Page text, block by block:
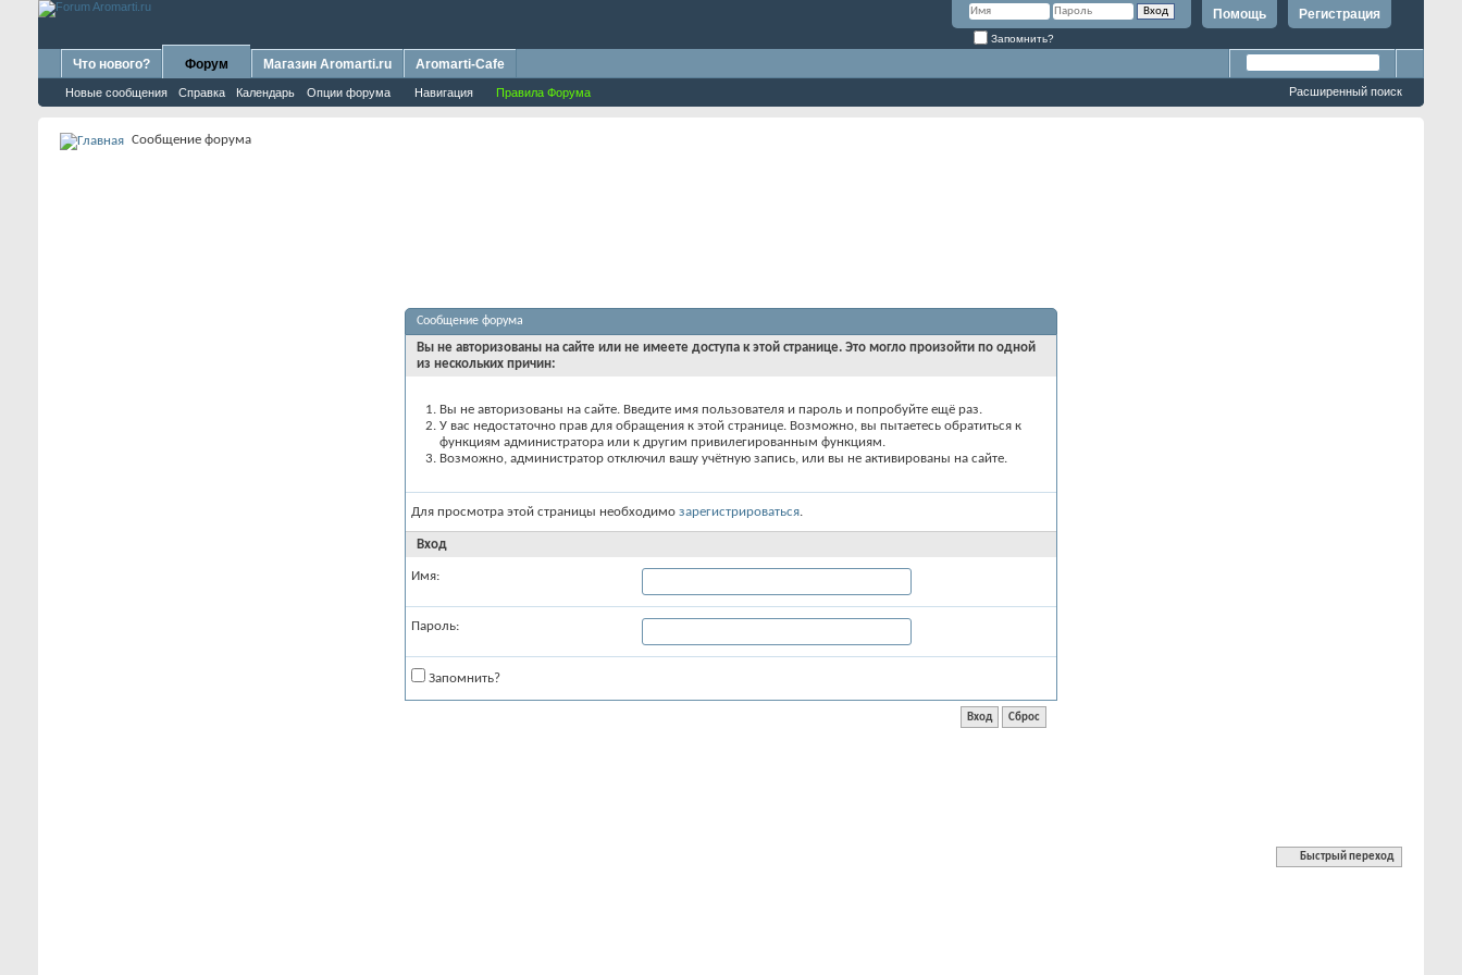
Регистрация
Помощь
Запомнить?
Что нового? Форум
Новые сообщения Справка Календарь Опции форума Навигация Правила Форума
Магазин Aromarti.ru Aromarti-Cafe
Расширенный поиск
Сообщение форума
Сообщение форума
Вы не авторизованы на сайте или не имеете доступа к этой странице. Это могло произойти по одной
из нескольких причин:
Вы не авторизованы на сайте. Введите имя пользователя и пароль и попробуйте ещё раз.
У вас недостаточно прав для обращения к этой странице. Возможно, вы пытаетесь обратиться к
функциям администратора или к другим привилегированным функциям.
Возможно, администратор отключил вашу учётную запись, или вы не активированы на сайте.
Для просмотра этой страницы необходимо зарегистрироваться.
Вход
Имя:
Пароль:
Запомнить?
Быстрый переход